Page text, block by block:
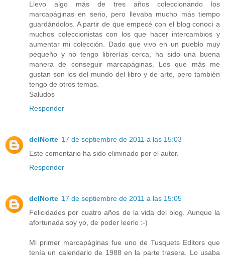
Llevo algo más de tres años coleccionando los
marcapáginas en serio, pero llevaba mucho más tiempo
guardándolos. A partir de que empecé con el blog conocí a
muchos coleccionistas con los que hacer intercambios y
aumentar mi colección. Dado que vivo en un pueblo muy
pequeño y no tengo librerías cerca, ha sido una buena
manera de conseguir marcapáginas. Los que más me
gustan son los del mundo del libro y de arte, pero también
tengo de otros temas.
Saludos
Responder
delNorte 17 de septiembre de 2011 a las 15:03
Este comentario ha sido eliminado por el autor.
Responder
delNorte 17 de septiembre de 2011 a las 15:05
Felicidades por cuatro años de la vida del blog. Aunque la
afortunada soy yo, de poder leerlo :-)
Mi primer marcapáginas fue uno de Tusquets Editors que
tenía un calendario de 1988 en la parte trasera. Lo usaba